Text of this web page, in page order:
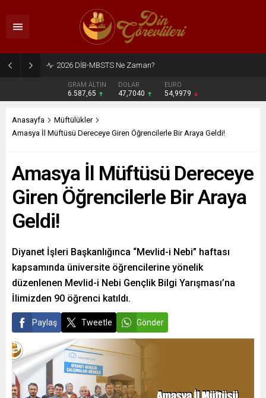
2026 DİB-MBSTS Ne Zaman?
GRAM ALTIN
6.587,65
DOLAR
47,7040
EURO
54,9979
Anasayfa
Müftülükler
Amasya İl Müftüsü Dereceye Giren Öğrencilerle Bir Araya Geldi!
Amasya İl Müftüsü Dereceye
Giren Öğrencilerle Bir Araya
Geldi!
Diyanet İşleri Başkanlığınca “Mevlid-i Nebi” haftası
kapsamında üniversite öğrencilerine yönelik
düzenlenen Mevlid-i Nebi Gençlik Bilgi Yarışması’na
İlimizden 90 öğrenci katıldı.
Paylaş Tweetle Gönder